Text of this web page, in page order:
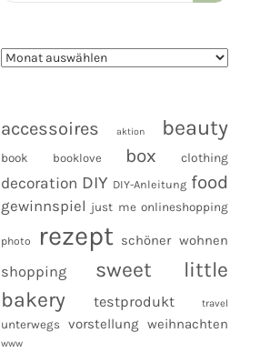
accessoires aktion beauty
book booklove box clothing
decoration DIY DIY-Anleitung food
gewinnspiel just me onlineshopping
photo rezept schöner wohnen
shopping
sweet little
bakery
testprodukt travel
unterwegs vorstellung weihnachten
www